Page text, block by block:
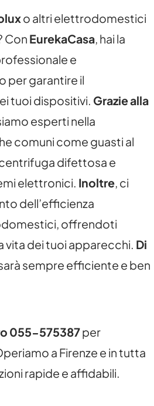
o altri elettrodomestici
Con EurekaCasa, hai la
e
per garantire il
tuoi dispositivi. Grazie alla
esperti nella
comuni come guasti al
difettosa e
elettronici. Inoltre, ci
dell’efficienza
offrendoti
vita dei tuoi apparecchi. Di
sempre efficiente e ben
055-575387per
a Firenze e in tutta
rapide e affidabili.